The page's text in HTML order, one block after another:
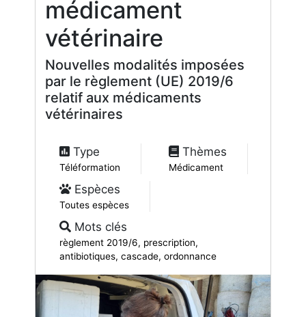
médicament
vétérinaire
Nouvelles modalités imposées
par le règlement (UE) 2019/6
relatif aux médicaments
vétérinaires
Type
Téléformation
Thèmes
Médicament
Espèces
Toutes espèces
Mots clés
règlement 2019/6, prescription,
antibiotiques, cascade, ordonnance